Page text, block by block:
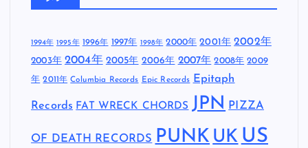
1994年 1995年 1996年 1997年 1998年 2000年 2001年 2002年
2003年 2004年 2005年 2006年 2007年 2008年 2009
年 2011年 Columbia Records Epic Records Epitaph
Records FAT WRECK CHORDS JPN PIZZA
OF DEATH RECORDS PUNK UK US